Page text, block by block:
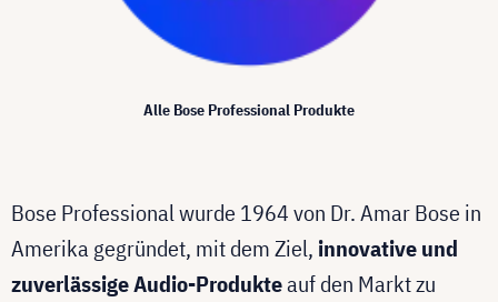
Alle Bose Professional Produkte
Bose Professional wurde 1964 von Dr. Amar Bose in
Amerika gegründet, mit dem Ziel, innovative und
zuverlässige Audio-Produkteauf den Markt zu